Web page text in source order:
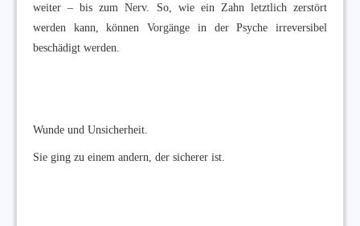
weiter – bis zum Nerv. So, wie ein Zahn letztlich zerstört
werden kann, können Vorgänge in der Psyche irreversibel
beschädigt werden.
Wunde und Unsicherheit.
Sie ging zu einem andern, der sicherer ist.